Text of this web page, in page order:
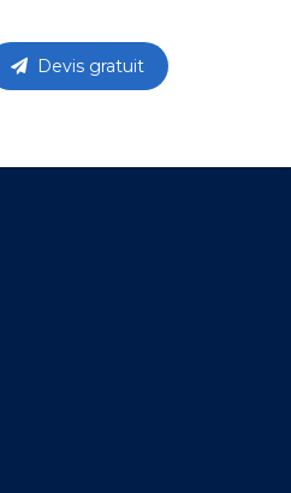
Devis gratuit